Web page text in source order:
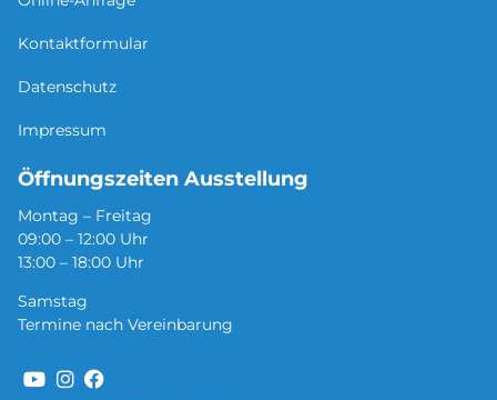
Kontaktformular
Datenschutz
Impressum
Öffnungszeiten Ausstellung
Montag – Freitag
09:00 – 12:00 Uhr
13:00 – 18:00 Uhr
Samstag
Termine nach Vereinbarung